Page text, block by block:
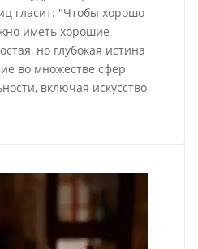
гласит: "Чтобы хорошо
иметь хорошие
но глубокая истина
во множестве сфер
включая искусство